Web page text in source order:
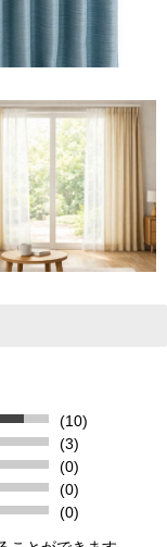
(10)
(3)
(0)
(0)
(0)